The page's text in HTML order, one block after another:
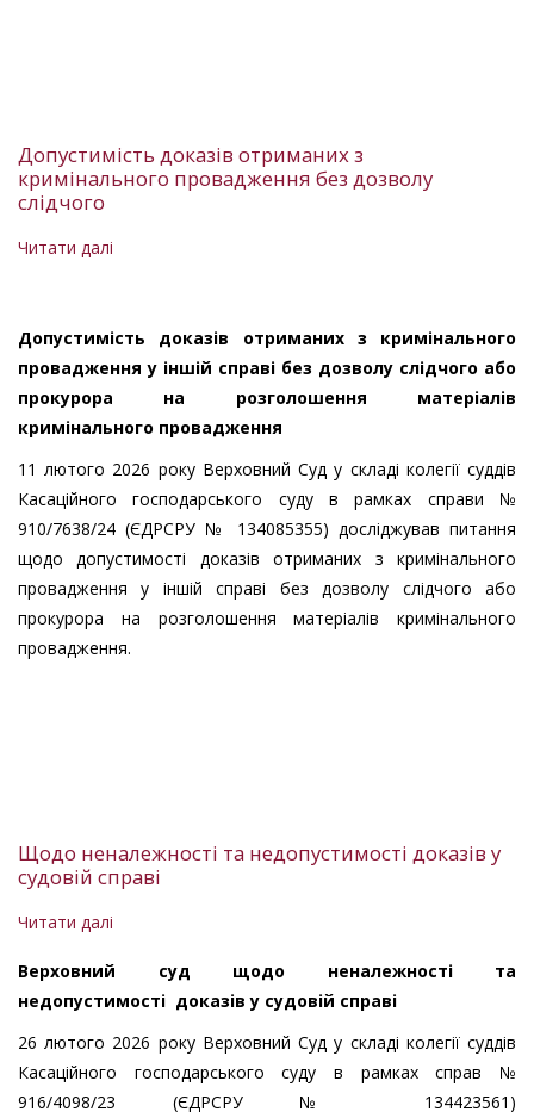
Допустимість доказів отриманих з
кримінального провадження без дозволу
слідчого
Читати далі
отриманих
з
кримінального
провадження
дозволу
слідчого
Допустимість доказів отриманих з кримінального
провадження у іншій справі без дозволу слідчого або
прокурора на розголошення матеріалів
кримінального провадження
11 лютого 2026 року Верховний Суд у складі колегії суддів
Касаційного господарського суду в рамках справи №
910/7638/24 (ЄДРСРУ № 134085355) досліджував питання
щодо допустимості доказів отриманих з кримінального
провадження у іншій справі без дозволу слідчого або
прокурора на розголошення матеріалів кримінального
провадження.
Щодо неналежності та недопустимості доказів у
судовій справі
Читати далі
неналежності
та
недопустимості
доказів
у
Верховний суд щодо неналежності та
недопустимості доказів у судовій справі
26 лютого 2026 року Верховний Суд у складі колегії суддів
Касаційного господарського суду в рамках справ №
916/4098/23 (ЄДРСРУ № 134423561)